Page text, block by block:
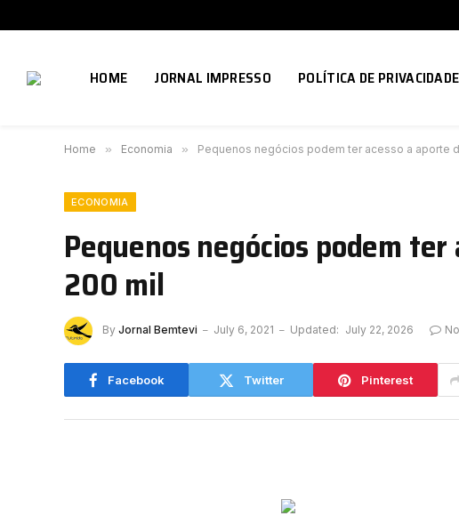
HOME JORNAL IMPRESSO POLÍTICA DE PRIVACIDADE
Home » Economia » Pequenos negócios podem ter acesso a aporte
ECONOMIA
Pequenos negócios podem ter
200 mil
By Jornal Bemtevi July 6, 2021 Updated: July 22, 2026
Facebook Twitter Pinterest